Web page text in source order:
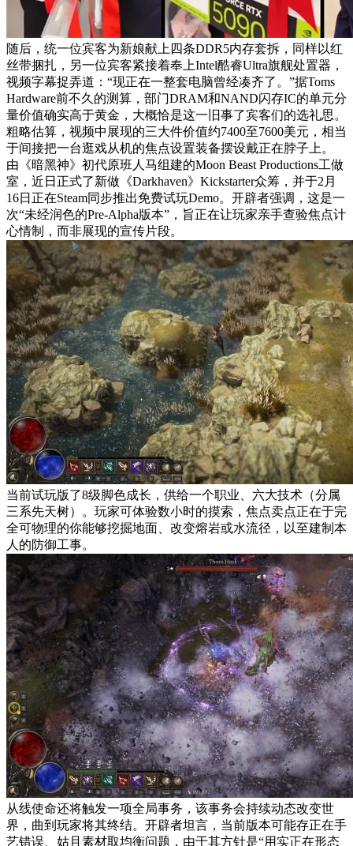
随后，统一位宾客为新娘献上四条DDR5内存套拆，同样以红
丝带捆扎，另一位宾客紧接着奉上Intel酷睿Ultra旗舰处置器，
视频字幕捉弄道：“现正在一整套电脑曾经凑齐了。”据Toms
Hardware前不久的测算，部门DRAM和NAND闪存IC的单元分
量价值确实高于黄金，大概恰是这一旧事了宾客们的选礼思。
粗略估算，视频中展现的三大件价值约7400至7600美元，相当
于间接把一台逛戏从机的焦点设置装备摆设戴正在脖子上。
由《暗黑神》初代原班人马组建的Moon Beast Productions工做
室，近日正式了新做《Darkhaven》Kickstarter众筹，并于2月
16日正在Steam同步推出免费试玩Demo。开辟者强调，这是一
次“未经润色的Pre-Alpha版本”，旨正在让玩家亲手查验焦点计
心情制，而非展现的宣传片段。
当前试玩版了8级脚色成长，供给一个职业、六大技术（分属
三系先天树）。玩家可体验数小时的摸索，焦点卖点正在于完
全可物理的你能够挖掘地面、改变熔岩或水流径，以至建制本
人的防御工事。
从线使命还将触发一项全局事务，该事务会持续动态改变世
界，曲到玩家将其终结。开辟者坦言，当前版本可能存正在手
艺错误、姑且素材取均衡问题，由于其方针是“用实正在形态